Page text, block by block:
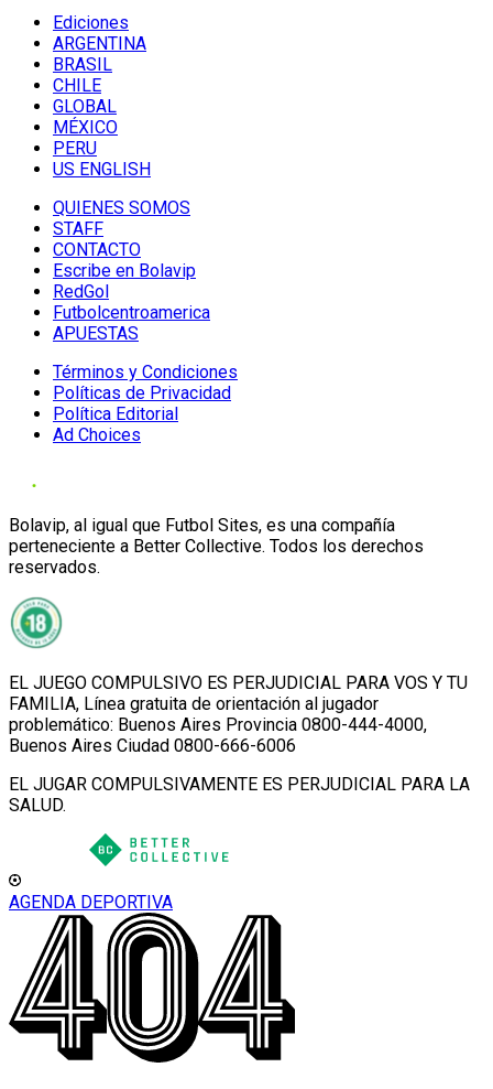
Ediciones
ARGENTINA
BRASIL
CHILE
GLOBAL
MÉXICO
PERU
US ENGLISH
QUIENES SOMOS
STAFF
CONTACTO
Escribe en Bolavip
RedGol
Futbolcentroamerica
APUESTAS
Términos y Condiciones
Políticas de Privacidad
Política Editorial
Ad Choices
Bolavip, al igual que Futbol Sites, es una compañía
perteneciente a Better Collective. Todos los derechos
reservados.
EL JUEGO COMPULSIVO ES PERJUDICIAL PARA VOS Y TU
FAMILIA, Línea gratuita de orientación al jugador
problemático: Buenos Aires Provincia 0800-444-4000,
Buenos Aires Ciudad 0800-666-6006
EL JUGAR COMPULSIVAMENTE ES PERJUDICIAL PARA LA
SALUD.
AGENDA DEPORTIVA